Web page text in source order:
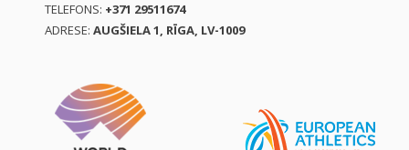
TELEFONS: +371 29511674
ADRESE: AUGŠIELA 1, RĪGA, LV-1009